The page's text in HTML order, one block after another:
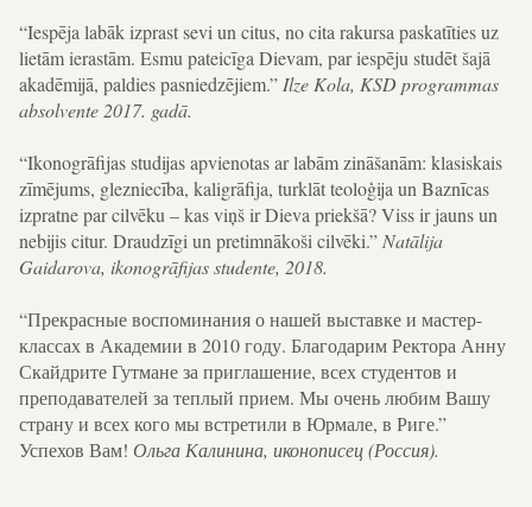
“Iespēja labāk izprast sevi un citus, no cita rakursa paskatīties uz
lietām ierastām. Esmu pateicīga Dievam, par iespēju studēt šajā
akadēmijā, paldies pasniedzējiem.” Ilze Kola, KSD programmas
absolvente 2017. gadā.
“Ikonogrāfijas studijas apvienotas ar labām zināšanām: klasiskais
zīmējums, glezniecība, kaligrāfija, turklāt teoloģija un Baznīcas
izpratne par cilvēku – kas viņš ir Dieva priekšā? Viss ir jauns un
nebijis citur. Draudzīgi un pretimnākoši cilvēki.” Natālija
Gaidarova, ikonogrāfijas studente, 2018.
“Прекрасные воспоминания о нашей выставке и мастер-
классах в Академии в 2010 году. Благодарим Ректора Анну
Скайдрите Гутмане за приглашение, всех студентов и
преподавателей за теплый прием. Мы очень любим Вашу
страну и всех кого мы встретили в Юрмале, в Риге.”
Успехов Вам! Ольга Калинина, иконописец (Россия).